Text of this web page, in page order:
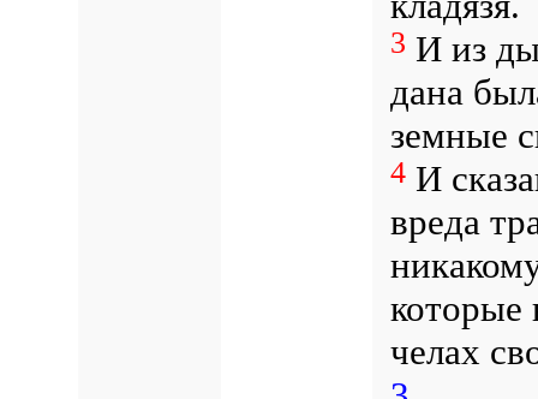
3 И из
дана
земные
4И
вреда
которые
челах